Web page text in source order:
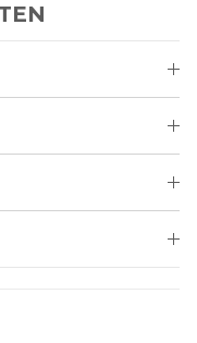
und schafft
und